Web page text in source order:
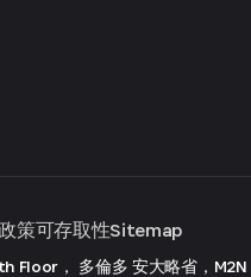
策可存取性Sitemap
Floor， 多倫多 安大略省，